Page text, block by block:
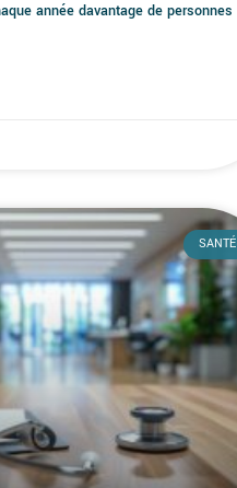
année davantage de personnes
SANTÉ